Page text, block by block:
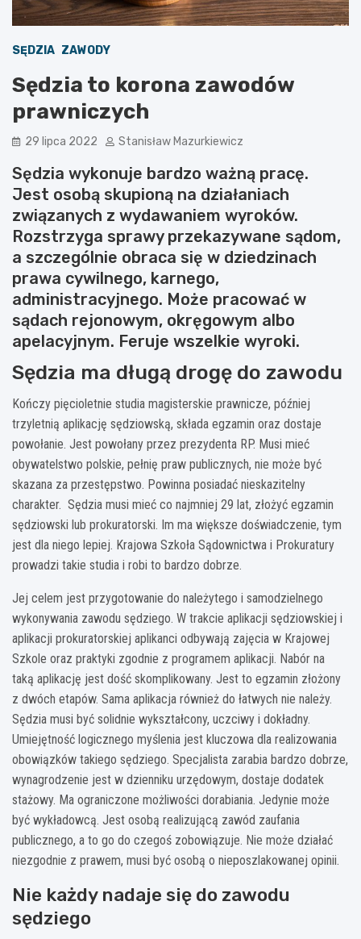
SĘDZIA ZAWODY
Sędzia to korona zawodów
prawniczych
29 lipca 2022 Stanisław Mazurkiewicz
Sędzia wykonuje bardzo ważną pracę.
Jest osobą skupioną na działaniach
związanych z wydawaniem wyroków.
Rozstrzyga sprawy przekazywane sądom,
a szczególnie obraca się w dziedzinach
prawa cywilnego, karnego,
administracyjnego. Może pracować w
sądach rejonowym, okręgowym albo
apelacyjnym. Feruje wszelkie wyroki.
Sędzia ma długą drogę do zawodu
Kończy pięcioletnie studia magisterskie prawnicze, później
trzyletnią aplikację sędziowską, składa egzamin oraz dostaje
powołanie. Jest powołany przez prezydenta RP. Musi mieć
obywatelstwo polskie, pełnię praw publicznych, nie może być
skazana za przestępstwo. Powinna posiadać nieskazitelny
charakter. Sędzia musi mieć co najmniej 29 lat, złożyć egzamin
sędziowski lub prokuratorski. Im ma większe doświadczenie, tym
jest dla niego lepiej. Krajowa Szkoła Sądownictwa i Prokuratury
prowadzi takie studia i robi to bardzo dobrze.
Jej celem jest przygotowanie do należytego i samodzielnego
wykonywania zawodu sędziego. W trakcie aplikacji sędziowskiej i
aplikacji prokuratorskiej aplikanci odbywają zajęcia w Krajowej
Szkole oraz praktyki zgodnie z programem aplikacji. Nabór na
taką aplikację jest dość skomplikowany. Jest to egzamin złożony
z dwóch etapów. Sama aplikacja również do łatwych nie należy.
Sędzia musi być solidnie wykształcony, uczciwy i dokładny.
Umiejętność logicznego myślenia jest kluczowa dla realizowania
obowiązków takiego sędziego. Specjalista zarabia bardzo dobrze,
wynagrodzenie jest w dzienniku urzędowym, dostaje dodatek
stażowy. Ma ograniczone możliwości dorabiania. Jedynie może
być wykładowcą. Jest osobą realizującą zawód zaufania
publicznego, a to go do czegoś zobowiązuje. Nie może działać
niezgodnie z prawem, musi być osobą o nieposzlakowanej opinii.
Nie każdy nadaje się do zawodu
sędziego